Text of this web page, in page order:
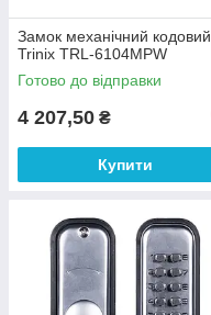
Замок механічний кодовий
Trinix TRL-6104MPW
Готово до відправки
4 207,50 ₴
Купити